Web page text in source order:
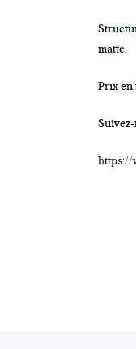
matte.
Prix en
https://